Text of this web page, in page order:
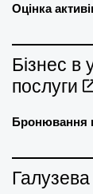
Оцінка
Бізнес в
послуги
Бронювання
Галузева